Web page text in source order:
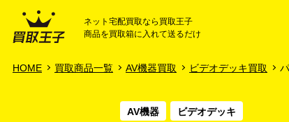
HOME
ネット宅配買取なら買取王子
商品を買取箱に入れて送るだけ
HOME 買取商品一覧 AV機器買取 ビデオデッキ買取
AV機器 ビデオデッキ